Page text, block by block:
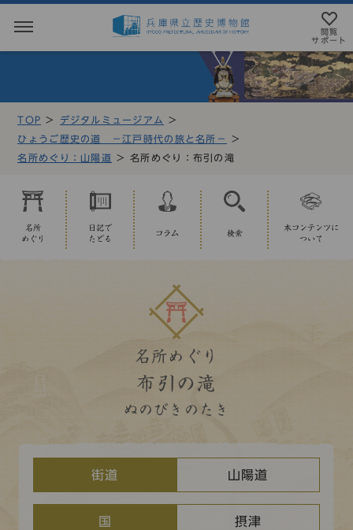
TOP
デジタルミュージアム
ひょうご歴史の道 －江戸時代の旅と名所－
名所めぐり：山陽道
名所めぐり：布引の滝
名所
めぐり
日記で
たどる
コラム 検索
本コンテンツに
ついて
名所めぐり
布引の滝
ぬのびきのたき
街道 山陽道
国 摂津
閲覧
サポート
MENU
利用案内
アクセス
テキストにルビを振ることができます
アクセシビリテイについて
文字サイズ設定
青
languages
日本語 中文簡体